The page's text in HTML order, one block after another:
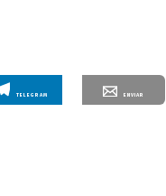
TELEGRAM ENVIAR